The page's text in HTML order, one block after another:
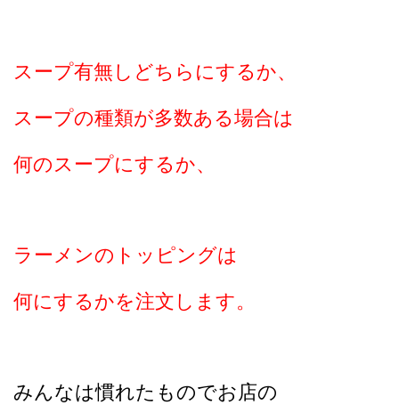
スープ有無し どちらにするか、
スープの種類が多数ある場合は
何のスープにするか、
ラーメンのトッピングは
何にするかを注文します。
みんなは慣れたものでお店の